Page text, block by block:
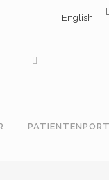
English